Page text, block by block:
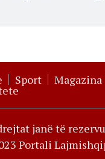
Sport Magazina
janë të
Portali